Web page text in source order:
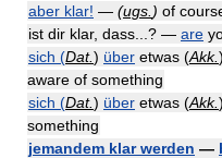
aber klar! — (ugs. ) of
ist dir klar, dass...? — are
sich (Dat.) über etwas (Akk.
aware of something
sich (Dat.) über etwas (Akk.)
something
jemandem klar werden —